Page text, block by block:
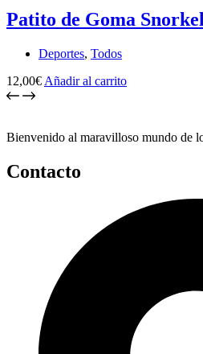
Patito de Goma
Deportes, Todos
12,00€ Añadir al carrito
Bienvenido al maravilloso mundo de
Contacto